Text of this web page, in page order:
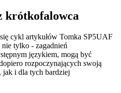
krótkofalowca
cykl artykułów Tomka SP5UAF
tylko - zagadnień
językiem, mogą być
rozpoczynających swoją
jak i dla tych bardziej